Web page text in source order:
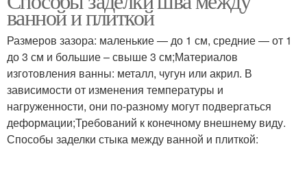
ванной и плиткой
Размеров зазора: маленькие — до 1 см, средние — от 1
до 3 см и большие – свыше 3 см;Материалов
изготовления ванны: металл, чугун или акрил. В
зависимости от изменения температуры и
нагруженности, они по-разному могут подвергаться
деформации;Требований к конечному внешнему виду.
Способы заделки стыка между ванной и плиткой: